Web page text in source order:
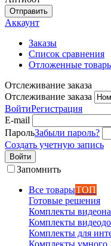
Отправить
Аккаунт
Заказы
Список сравнения
Отложенные
Отслеживание заказа
Отслеживание заказа
ВойтиРегистрация
E-mail
ПарольЗабыли пароль?
Создать учетную запись
Войти
Запомнить
Все товарыТОП
Готовые решения
Комплекты
Комплекты
Комплекты для
Комплекты умного